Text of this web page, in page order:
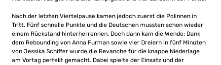
Nach der letzten Viertelpause kamen jedoch zuerst die Polinnen in
Tritt. Fünf schnelle Punkte und die Deutschen mussten schon wieder
einem Rückstand hinterherrennen. Doch dann kam die Wende: Dank
dem Rebounding von Anna Furman sowie vier Dreiern in fünf Minuten
von Jessika Schiffer wurde die Revanche für die knappe Niederlage
am Vortag perfekt gemacht. Dabei spielte der Einsatz und der